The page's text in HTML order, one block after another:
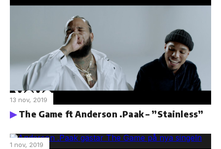
13 nov, 2019
The Game ft Anderson .Paak – ”Stainless”
1 nov, 2019